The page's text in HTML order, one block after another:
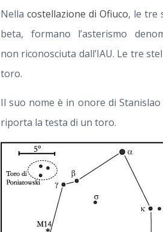
Nellacostellazione di Ofiuco, le tre
beta, formano l’asterismo
non riconosciuta dall’IAU. Le tre
toro.
Il suo nome è in onore di
riporta la testa di un toro.